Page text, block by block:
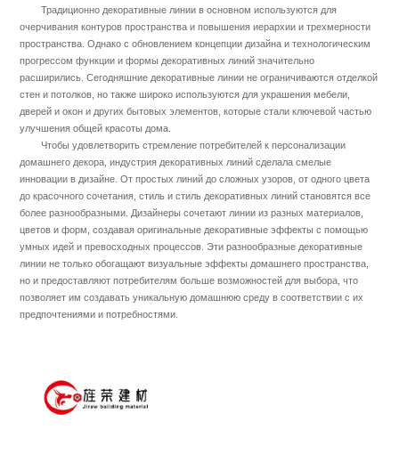
Традиционно декоративные линии в основном используются для
очерчивания контуров пространства и повышения иерархии и трехмерности
пространства. Однако с обновлением концепции дизайна и технологическим
прогрессом функции и формы декоративных линий значительно
расширились. Сегодняшние декоративные линии не ограничиваются отделкой
стен и потолков, но также широко используются для украшения мебели,
дверей и окон и других бытовых элементов, которые стали ключевой частью
улучшения общей красоты дома.
Чтобы удовлетворить стремление потребителей к персонализации
домашнего декора, индустрия декоративных линий сделала смелые
инновации в дизайне. От простых линий до сложных узоров, от одного цвета
до красочного сочетания, стиль и стиль декоративных линий становятся все
более разнообразными. Дизайнеры сочетают линии из разных материалов,
цветов и форм, создавая оригинальные декоративные эффекты с помощью
умных идей и превосходных процессов. Эти разнообразные декоративные
линии не только обогащают визуальные эффекты домашнего пространства,
но и предоставляют потребителям больше возможностей для выбора, что
позволяет им создавать уникальную домашнюю среду в соответствии с их
предпочтениями и потребностями.